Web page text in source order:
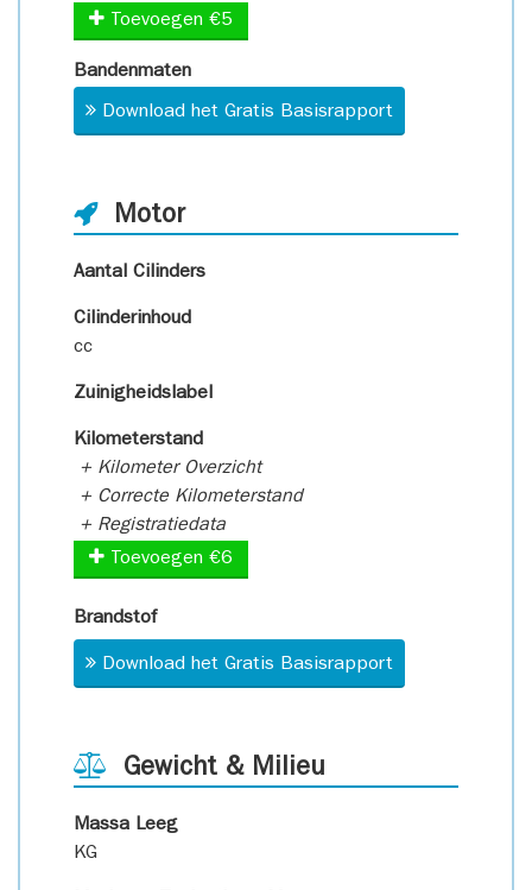
Toevoegen €5
Bandenmaten
Download het Gratis Basisrapport
Motor
Aantal Cilinders
Cilinderinhoud
cc
Zuinigheidslabel
Kilometerstand
+ Kilometer Overzicht
+ Correcte Kilometerstand
+ Registratiedata
Toevoegen €6
Brandstof
Download het Gratis Basisrapport
Gewicht & Milieu
Massa Leeg
KG